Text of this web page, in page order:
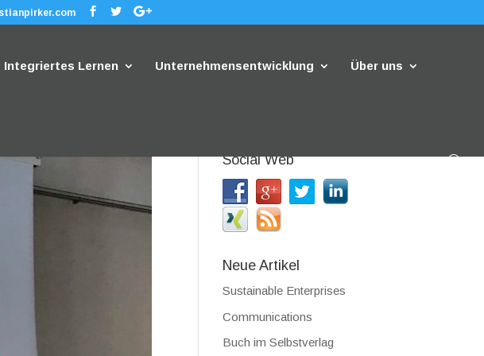
Integriertes Lernen Unternehmensentwicklung Über uns
Social Web
Neue Artikel
Sustainable Enterprises
Communications
Buch im Selbstverlag